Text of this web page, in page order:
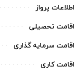
اطلاعات پرواز
اقامت تحصیلی
اقامت سرمایه گذاری
اقامت کاری